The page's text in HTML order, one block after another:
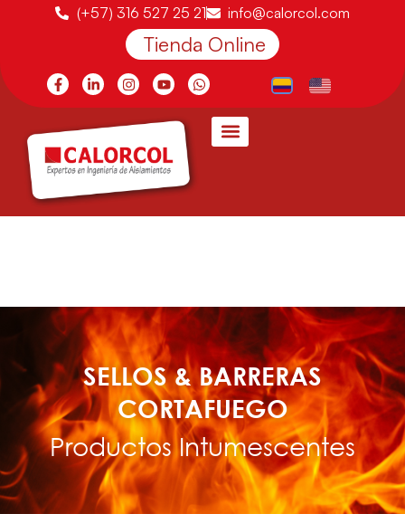
(+57) 316 527 25 21 info@calorcol.com
Tienda Online
SELLOS & BARRERAS
CORTAFUEGO
Productos Intumescentes